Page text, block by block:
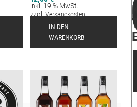
inkl. 19 % MwSt.
zzgl.Versandkosten
Lieferzeit:2-12 Tage
IN DEN
WARENKORB